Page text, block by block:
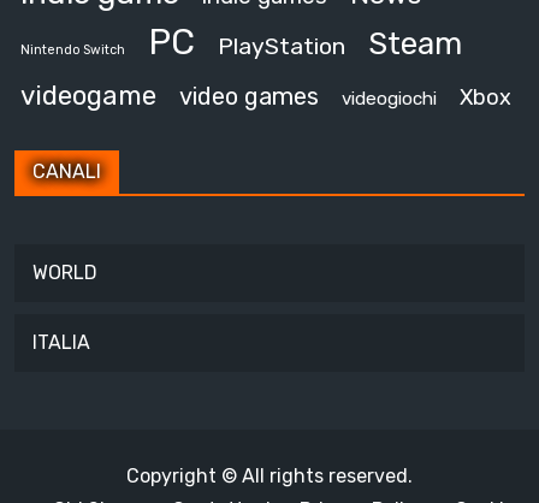
Nintendo Switch PC PlayStation Steam
videogame video games videogiochi Xbox
CANALI
WORLD
ITALIA
Copyright © All rights reserved.